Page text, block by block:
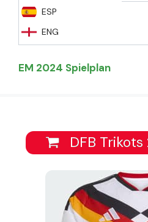
ESP
ENG
EM 2024 Spielplan
DFB